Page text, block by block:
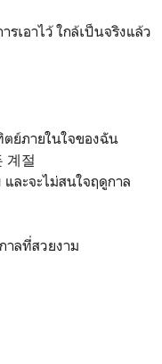
เอาไว้ ใกล้เป็นจริงแล้ว
ย์ภายในใจของฉัน
계절
ละจะไม่สนใจฤดูกาล
าลที่สวยงาม